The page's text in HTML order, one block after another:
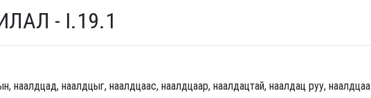
- I.19.1
наалдцад, наалдцыг, наалдцаас, наалдцаар, наалдацтай, наалдац руу, наалдцаа